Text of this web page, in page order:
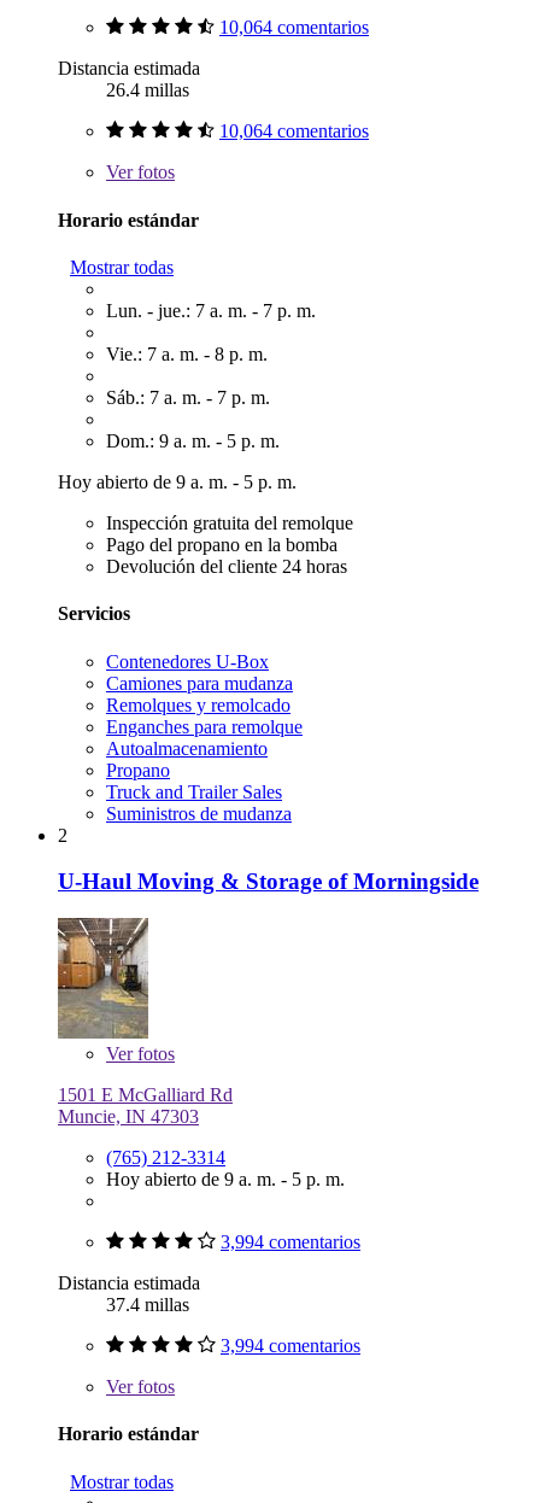
10,064 comentarios
Distancia estimada
26.4 millas
10,064 comentarios
Verfotos
Horario estándar
Mostrar todas
Lun. - jue.: 7 a. m. - 7 p. m.
Vie.: 7 a. m. - 8 p. m.
Sáb.: 7 a. m. - 7 p. m.
Dom.: 9 a. m. - 5 p. m.
Hoy abierto de 9 a. m. - 5 p. m.
Inspección gratuita del remolque
Pago del propano en la bomba
Devolución del cliente 24 horas
Servicios
Contenedores U-Box
Camiones para mudanza
Remolques y remolcado
Enganches para remolque
Autoalmacenamiento
Propano
Truck and Trailer Sales
Suministros de mudanza
2
U-Haul Moving & Storage of Morningside
Verfotos
1501 E McGalliard Rd
Muncie, IN 47303
(765) 212-3314
Hoy abierto de 9 a. m. - 5 p. m.
3,994 comentarios
Distancia estimada
37.4 millas
3,994 comentarios
Verfotos
Horario estándar
Mostrar todas